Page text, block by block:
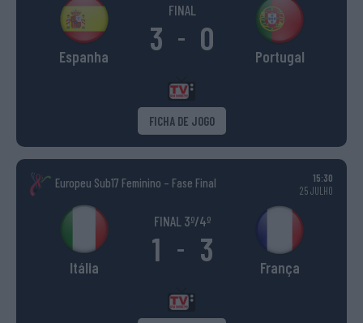
Espanha
FINAL
3 - 0 Portugal
FICHA DE JOGO
Europeu Sub17 Feminino – Fase Final
15:30
25 JULHO
Itália
FINAL 3º/4º
1 - 3 França